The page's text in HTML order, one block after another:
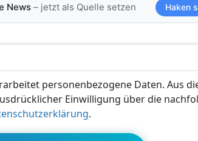
News– jetzt als Quelle setzen Haken
personenbezogene Daten. Aus
Einwilligung über die
.